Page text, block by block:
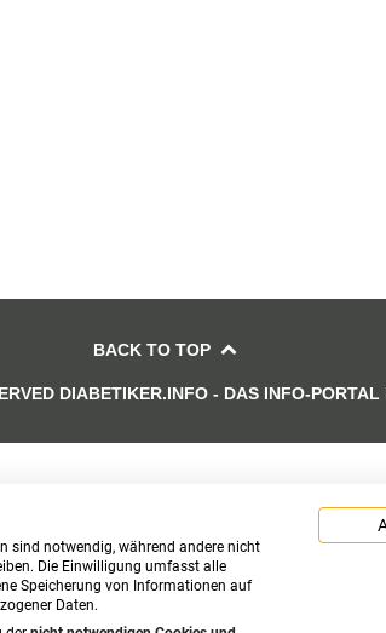
BACK TO TOP
DIABETIKER.INFO - DAS INFO-
sind notwendig, während andere nicht
Die Einwilligung umfasst alle
Speicherung von Informationen auf
Daten.